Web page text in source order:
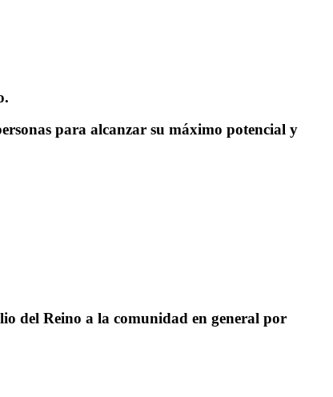
para alcanzar su máximo potencial y
del Reino a la comunidad en general por